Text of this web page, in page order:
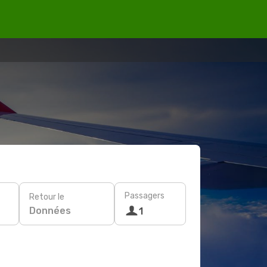
Retour le
Données
Passagers
1